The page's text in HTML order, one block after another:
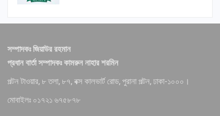
সম্পাদকঃ জিয়াউর রহমান
প্রধান বার্তা সম্পাদকঃ কামরুন নাহার শরমিন
পল্টন টাওয়ার, ৮ তলা, ৮৭, বক্স কালভার্ট রোড, পুরানা পল্টন, ঢাকা-১০০০।
মোবাইলঃ ০১৭২১ ৬৭৫৮৭৮